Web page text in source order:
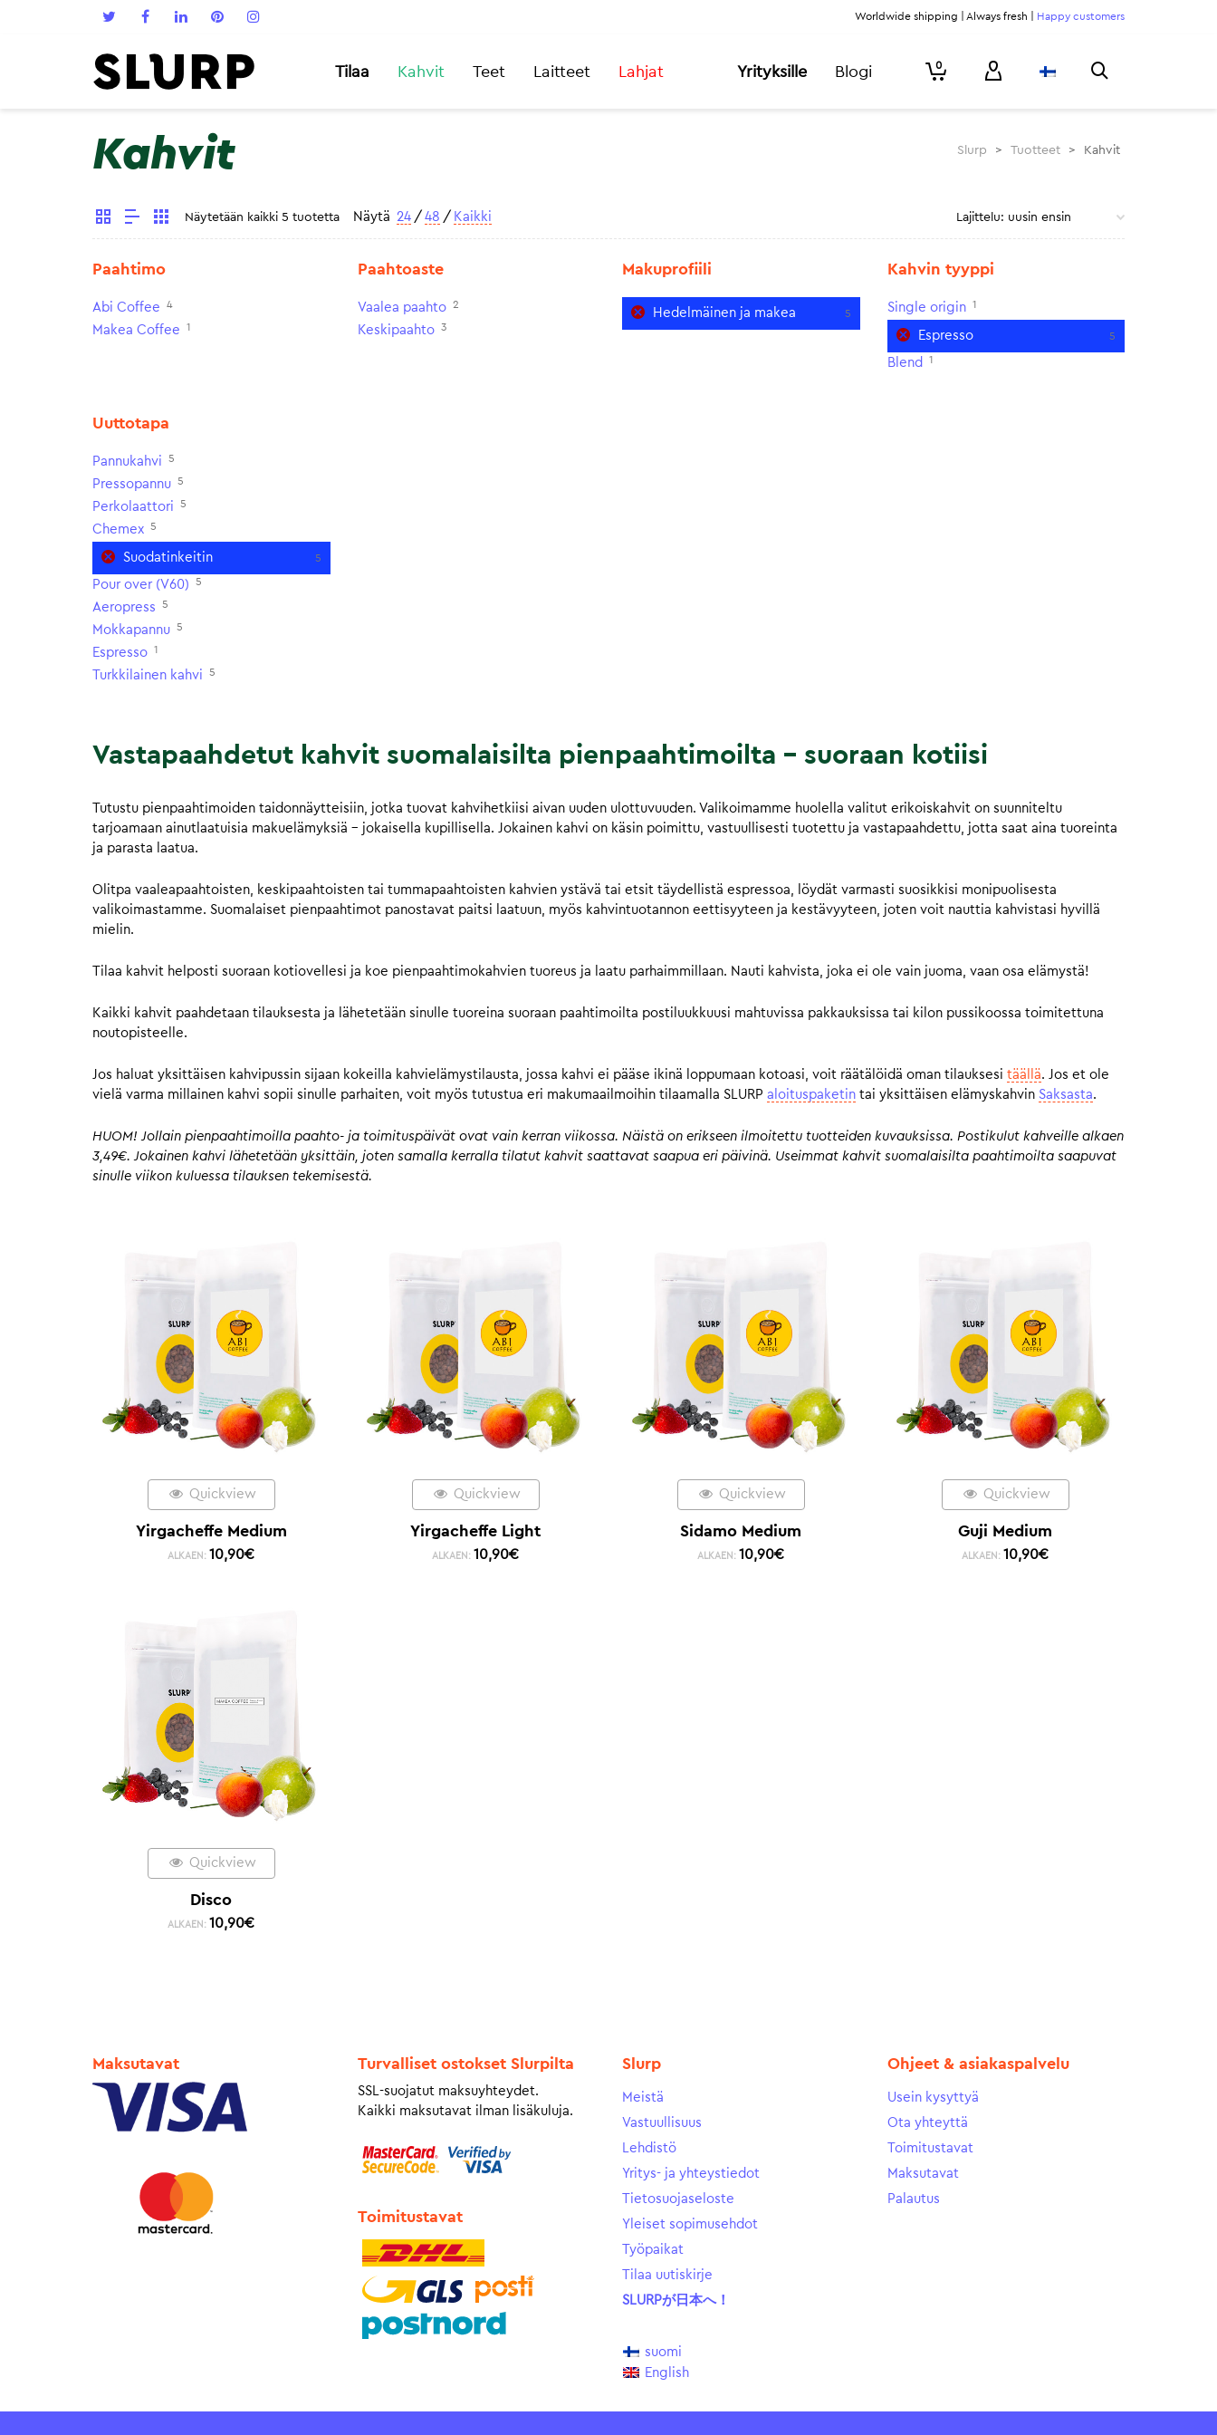
Worldwide shipping | Always fresh | Happy customers
Tilaa Kahvit Teet Laitteet Lahjat Yrityksille Blogi 0
Kahvit Slurp > Tuotteet > Kahvit
Näytetään kaikki 5 tuotetta Näytä 24 / 48 / Kaikki
Paahtimo
Abi Coffee 4
Makea Coffee 1
Paahtoaste
Vaalea paahto 2
Keskipaahto 3
Makuprofiili
Hedelmäinen ja makea 5
Kahvin tyyppi
Single origin 1
Espresso 5
Blend 1
Uuttotapa
Pannukahvi 5
Pressopannu 5
Perkolaattori 5
Chemex 5
Suodatinkeitin 5
Pour over (V60) 5
Aeropress 5
Mokkapannu 5
Espresso 1
Turkkilainen kahvi 5
Vastapaahdetut kahvit suomalaisilta pienpaahtimoilta – suoraan kotiisi
Tutustu pienpaahtimoiden taidonnäytteisiin, jotka tuovat kahvihetkiisi aivan uuden ulottuvuuden. Valikoimamme huolella valitut erikoiskahvit on suunniteltu
tarjoamaan ainutlaatuisia makuelämyksiä – jokaisella kupillisella. Jokainen kahvi on käsin poimittu, vastuullisesti tuotettu ja vastapaahdettu, jotta saat aina tuoreinta
ja parasta laatua.
Olitpa vaaleapaahtoisten, keskipaahtoisten tai tummapaahtoisten kahvien ystävä tai etsit täydellistä espressoa, löydät varmasti suosikkisi monipuolisesta
valikoimastamme. Suomalaiset pienpaahtimot panostavat paitsi laatuun, myös kahvintuotannon eettisyyteen ja kestävyyteen, joten voit nauttia kahvistasi hyvillä
mielin.
Tilaa kahvit helposti suoraan kotiovellesi ja koe pienpaahtimokahvien tuoreus ja laatu parhaimmillaan. Nauti kahvista, joka ei ole vain juoma, vaan osa elämystä!
Kaikki kahvit paahdetaan tilauksesta ja lähetetään sinulle tuoreina suoraan paahtimoilta postiluukkuusi mahtuvissa pakkauksissa tai kilon pussikoossa toimitettuna
noutopisteelle.
Jos haluat yksittäisen kahvipussin sijaan kokeilla kahvielämystilausta, jossa kahvi ei pääse ikinä loppumaan kotoasi, voit räätälöidä oman tilauksesi täällä. Jos et ole
vielä varma millainen kahvi sopii sinulle parhaiten, voit myös tutustua eri makumaailmoihin tilaamalla SLURP aloituspaketin tai yksittäisen elämyskahvin Saksasta.
HUOM! Jollain pienpaahtimoilla paahto- ja toimituspäivät ovat vain kerran viikossa. Näistä on erikseen ilmoitettu tuotteiden kuvauksissa. Postikulut kahveille alkaen
3,49€. Jokainen kahvi lähetetään yksittäin, joten samalla kerralla tilatut kahvit saattavat saapua eri päivinä. Useimmat kahvit suomalaisilta paahtimoilta saapuvat
sinulle viikon kuluessa tilauksen tekemisestä.
Quickview
Yirgacheffe Medium
ALKAEN: 10,90€
Quickview
Yirgacheffe Light
ALKAEN: 10,90€
Quickview
Sidamo Medium
ALKAEN: 10,90€
Quickview
Guji Medium
ALKAEN: 10,90€
Quickview
Disco
ALKAEN: 10,90€
Maksutavat Turvalliset ostokset Slurpilta
SSL-suojatut maksuyhteydet.
Kaikki maksutavat ilman lisäkuluja.
Toimitustavat
Slurp
Meistä
Vastuullisuus
Lehdistö
Yritys- ja yhteystiedot
Tietosuojaseloste
Yleiset sopimusehdot
Työpaikat
Tilaa uutiskirje
SLURPが日本へ！
suomi
English
Ohjeet & asiakaspalvelu
Usein kysyttyä
Ota yhteyttä
Toimitustavat
Maksutavat
Palautus